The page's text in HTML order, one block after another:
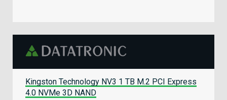
Kingston Technology NV3 1 TB M.2 PCI Express
4.0 NVMe 3D NAND